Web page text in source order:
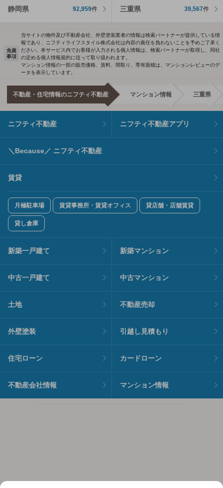
静岡県 92,959件 三重県 39,567件
免責
事項
当サイトの物件及び不動産会社、外壁塗装業者の情報は検索パートナーが提供している情
報であり、ニフティライフスタイル株式会社は内容の責任を負わないことを予めご了承く
ださい。本サービス内でお客様が入力される個人情報は、検索パートナーが取得し、同社
の定める個人情報規約に従って取り扱われます。
マンション情報の一部の販売価格、賃料、間取り、専有面積は、マンションレビューのデ
ータを表示しています。
不動産・住宅情報のニフティ不動産 マンション情報 三重県
ニフティ不動産 ニフティ不動産アプリ
＼Because／ ニフティ不動産
賃貸
月極駐車場 賃貸事務所・賃貸オフィス 貸店舗・店舗賃貸
貸し倉庫
新築一戸建て 新築マンション
中古一戸建て 中古マンション
土地 不動産売却
外壁塗装 引越し見積もり
住宅ローン カードローン
不動産会社情報 マンション情報